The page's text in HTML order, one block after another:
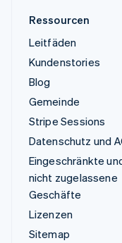
Ressourcen
Leitfäden
Kundenstories
Blog
Gemeinde
Stripe Sessions
Datenschutz und
Eingeschränkte
nicht zugelassene
Geschäfte
Lizenzen
Sitemap